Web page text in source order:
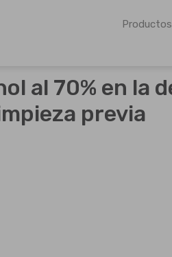
Productos
al 70% en la
previa